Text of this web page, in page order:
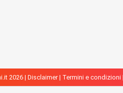
2026 | Disclaimer| Termini e condizioni |